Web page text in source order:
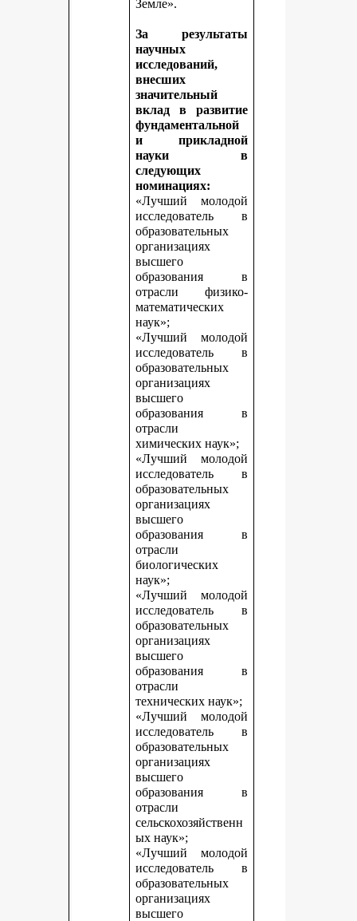
Земле».
За результаты
научных
исследований,
внесших
значительный
вклад в развитие
фундаментальной
и прикладной
науки в
следующих
номинациях:
«Лучший молодой
исследователь в
образовательных
организациях
высшего
образования в
отрасли физико-
математических
наук»;
«Лучший молодой
исследователь в
образовательных
организациях
высшего
образования в
отрасли
химических наук»;
«Лучший молодой
исследователь в
образовательных
организациях
высшего
образования в
отрасли
биологических
наук»;
«Лучший молодой
исследователь в
образовательных
организациях
высшего
образования в
отрасли
технических наук»;
«Лучший молодой
исследователь в
образовательных
организациях
высшего
образования в
отрасли
сельскохозяйственн
ых наук»;
«Лучший молодой
исследователь в
образовательных
организациях
высшего